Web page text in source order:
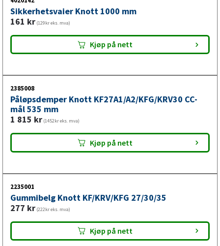
Når tilhengeren beveger seg fremover mot trekkjøretøyet
under bremsing aktiveres påløpsbremsen og kraften
overføres videre gjennom bremsemekanismen til
tilhengerens hjulbremser. Ved service bør
og slitte deler erstattes for å sikre at tilhengerbremsen
fungerer korrekt.
Les mer om hvordan påløpsbremsen fungerer
Sikkerhetsvaier Knott 1000 mm
161 kr (129kr eks. mva)
Kjøp på nett
2385008
Påløpsdemper Knott KF27A1/A2/KFG/KRV30 CC-
mål 535 mm
1 815 kr (1452kr eks. mva)
Kjøp på nett
2235001
Gummibelg Knott KF/KRV/KFG 27/30/35
277 kr (222kr eks. mva)
Kjøp på nett